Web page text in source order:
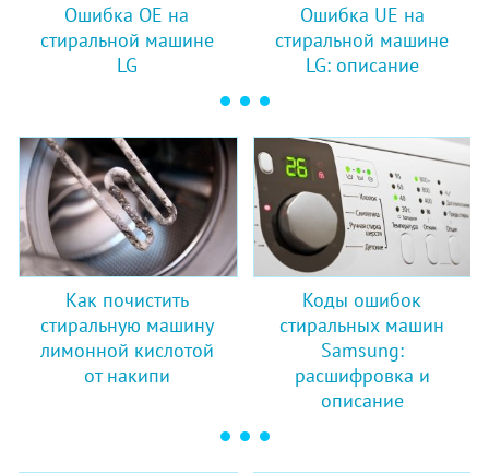
Ошибка OE на
стиральной машине
LG
Ошибка UE на
стиральной машине
LG: описание
Как почистить
стиральную машину
лимонной кислотой
от накипи
Коды ошибок
стиральных машин
Samsung:
расшифровка и
описание